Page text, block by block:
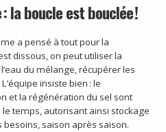
la boucle est bouclée !
a pensé à tout pour la
dissous, on peut utiliser la
du mélange, récupérer les
insiste bien : le
et la régénération du sel sont
temps, autorisant ainsi stockage
besoins, saison après saison.